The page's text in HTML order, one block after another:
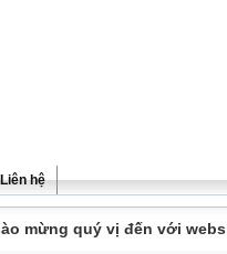
Liên hệ
mừng quý vị đến với